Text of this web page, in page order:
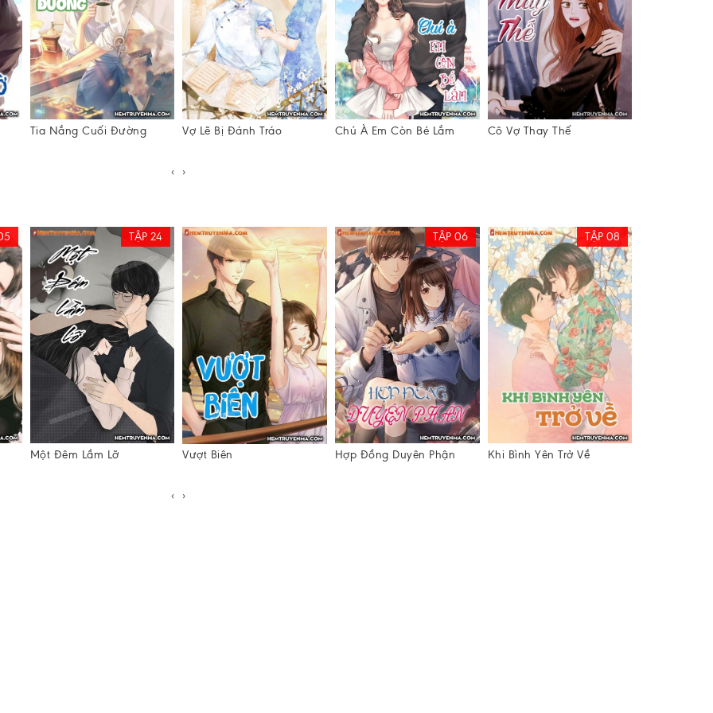
Tia Nắng Cuối Đường Vợ Lẽ Bị Đánh Tráo Chú À Em Còn Bé Lắm Cô Vợ Thay Thế
‹ ›
TẬP 24
Một Đêm Lầm Lỡ Vượt Biên
TẬP 06
Hợp Đồng Duyên Phận
TẬP 08
Khi Bình Yên Trở Về
‹ ›